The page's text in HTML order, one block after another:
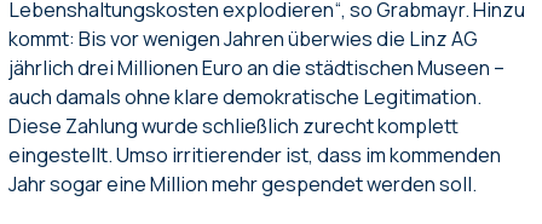
Lebenshaltungskosten explodieren“, so Grabmayr. Hinzu
kommt: Bis vor wenigen Jahren überwies die Linz AG
jährlich drei Millionen Euro an die städtischen Museen –
auch damals ohne klare demokratische Legitimation.
Diese Zahlung wurde schließlich zurecht komplett
eingestellt. Umso irritierender ist, dass im kommenden
Jahr sogar eine Million mehr gespendet werden soll.